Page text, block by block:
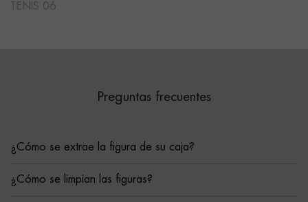
TENIS 06
Preguntas frecuentes
¿Cómo se extrae la figura de su caja?
¿Cómo se limpian las figuras?